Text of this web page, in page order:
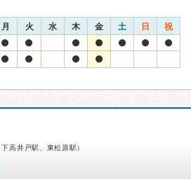
月 火 水 木 金 土 日 祝
高井戸駅、東松原駅）